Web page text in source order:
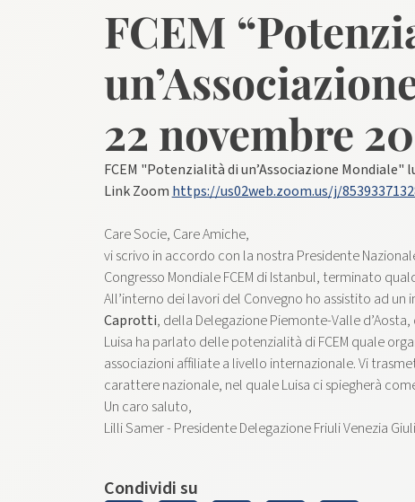
FCEM
22 novembre
FCEM "Potenzialità di un’Associazione Mondiale"
​Link ​Zoom​ ​ https://us02web.zoom.us/j/
Care Socie, ​C​are Amiche,
vi scrivo in accordo con la nostra Presidente
Congresso Mondiale FCEM di Istanbul, terminato
All’interno dei lavori del Convegno ho assistito ad
Caprotti, della Delegazione Piemonte-Valle
Luisa ha parlato delle potenzialità di FCEM quale
associazioni affiliate a livello internazionale. Vi
carattere nazionale, nel quale Luisa ci spiegherà
Un caro saluto,
Lilli Samer​ -​ Presidente Delegazione Friuli Venezia
Condividi su